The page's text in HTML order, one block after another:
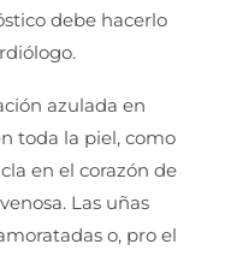
debe hacerlo
azulada en
toda la piel, como
en el corazón de
Las uñas
o, pro el